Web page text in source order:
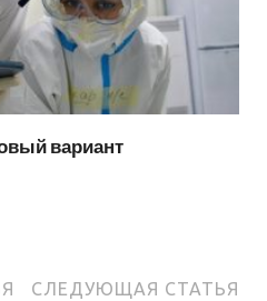
вариант
СЛЕДУЮЩАЯ СТАТЬЯ